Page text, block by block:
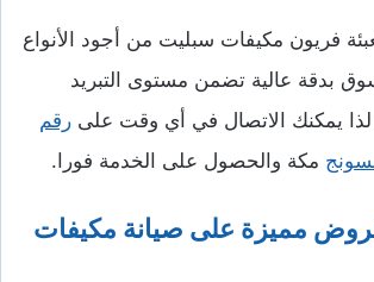
فريون مكيفات سبليت من أجود الأنواع
بدقة عالية تضمن مستوى التبريد
لذا يمكنك الاتصال في أي وقت على رقم
مكة والحصول على الخدمة فورا.
مميزة على صيانة مكيفات